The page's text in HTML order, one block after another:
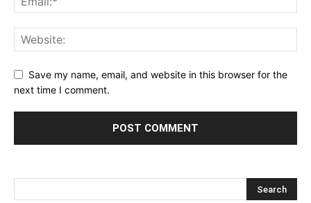
Save my name, email, and website in this browser for the
next time I comment.